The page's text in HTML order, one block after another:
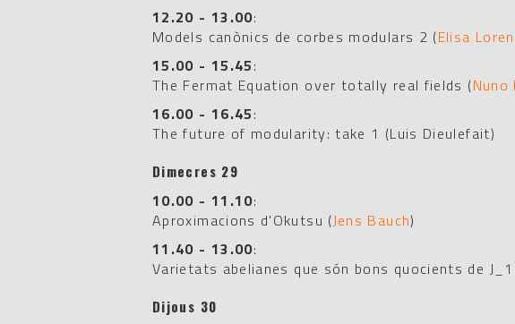
12.20 - 13.00:
Models canònics de corbes modulars 2 (Elisa
15.00 - 15.45:
The Fermat Equation over totally real fields (Nuno
16.00 - 16.45:
The future of modularity: take 1 (Luis Dieulefait)
Dimecres 29
10.00 - 11.10:
Aproximacions d'Okutsu (Jens Bauch)
11.40 - 13.00:
Varietats abelianes que són bons quocients de
Dijous 30